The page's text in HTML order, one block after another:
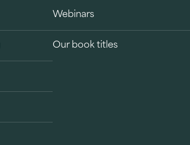
Webinars
Our book titles